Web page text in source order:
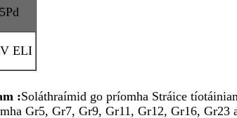
ELI
:Soláthraímid go príomha Stráice
Gr5, Gr7, Gr9, Gr11, Gr12, Gr16, Gr23